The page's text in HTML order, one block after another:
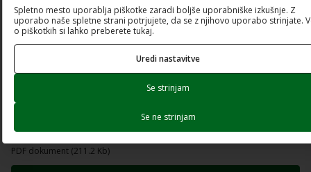
Vloga-E.xlsx
Prenesi dokument
Elementi-presoje-kreditne-sposobnosti-in-
ustreznosti-zavarovanja.pdf
PDF dokument (211.2 Kb)
Spletno mesto uporablja piškotke zaradi boljše uporabniške izkušnje. Z
uporabo naše spletne strani potrjujete, da se z njihovo uporabo strinjate.
o piškotkih si lahko preberete tukaj.
Uredi nastavitve
Se strinjam
Se ne strinjam